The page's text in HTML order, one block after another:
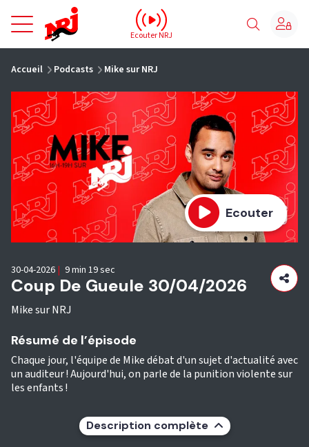
NRJ - Accueil
Ecouter NRJ
Accueil Podcasts Mike sur NRJ
Ecouter
Coup De Gueule 30/04/2026
Mike sur NRJ
30-04-2026 | 9 min 19 sec
Résumé de l’épisode
Chaque jour, l'équipe de Mike débat d'un sujet d'actualité avec
un auditeur ! Aujourd'hui, on parle de la punition violente sur
les enfants !
Description complète